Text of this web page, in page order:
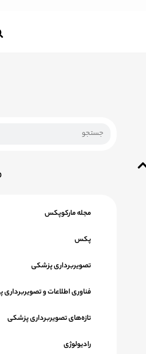
مجله مارکوپکس
پکس
تصویربرداری پزشکی
فناوری اطلاعات و
تازه‌های تصویربرداری پزشکی
رادیولوژی